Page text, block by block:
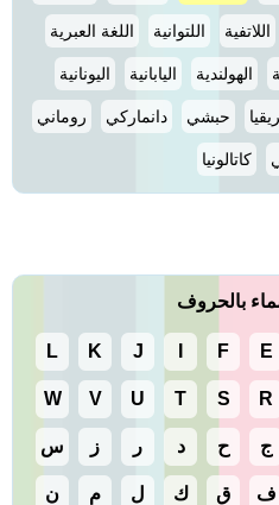
اللاتفية اللتوانية اللغة العبرية
الهولندية اليابانية اليونانية
حبشي دانماركي روماني
كاتالونيا
بالحروف
E
F
J
K
L
R
S
T
U
V
W
ج ح د ر ز س
ف ق ك ل م ن